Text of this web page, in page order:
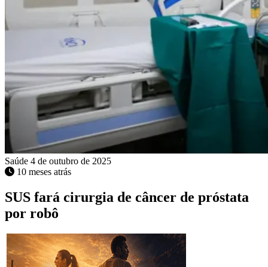
Saúde 4 de outubro de 2025
10 meses atrás
SUS fará cirurgia de câncer de próstata
por robô